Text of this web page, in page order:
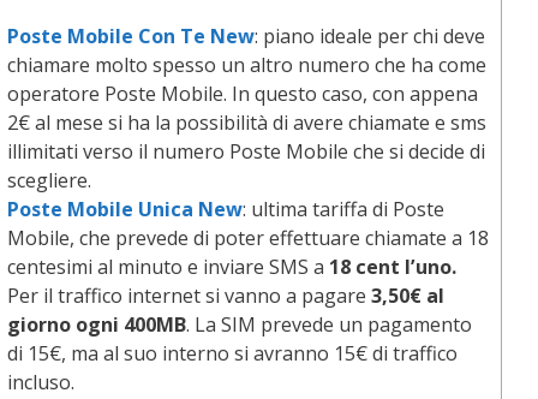
Poste Mobile Con Te New: piano ideale per chi deve
chiamare molto spesso un altro numero che ha come
operatore Poste Mobile. In questo caso, con appena
2€ al mese si ha la possibilità di avere chiamate e sms
illimitati verso il numero Poste Mobile che si decide di
scegliere.
Poste Mobile Unica New: ultima tariffa di Poste
Mobile, che prevede di poter effettuare chiamate a 18
centesimi al minuto e inviare SMS a 18 cent l’uno.
Per il traffico internet si vanno a pagare 3,50€ al
giorno ogni 400MB. La SIM prevede un pagamento
di 15€, ma al suo interno si avranno 15€ di traffico
incluso.